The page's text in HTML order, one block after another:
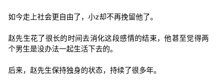
如今走上社会更自由了，小z却不再挽留他了。
赵先生花了很长的时间去消化这段感情的结束，他甚至觉得两
个男生是没办法一起生活下去的。
后来，赵先生保持独身的状态，持续了很多年。